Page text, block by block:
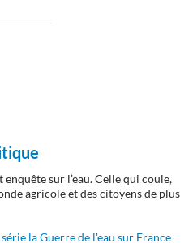
sur l’eau. Celle qui coule,
agricole et des citoyens de plus
la Guerre de l'eau sur France